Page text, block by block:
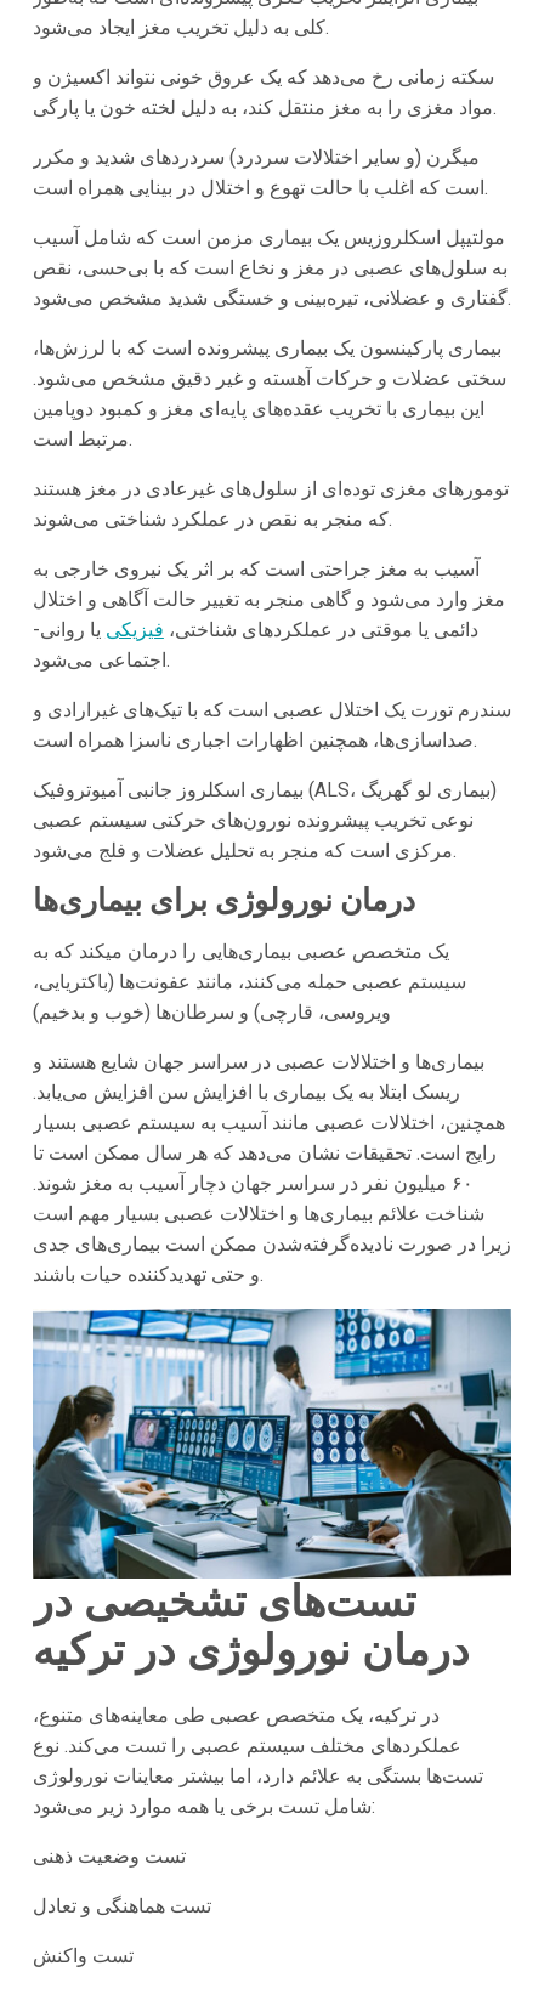
کلی به دلیل تخریب مغز ایجاد می‌شود.
سکته زمانی رخ می‌دهد که یک عروق خونی نتواند اکسیژن و
مواد مغزی را به مغز منتقل کند، به دلیل لخته خون یا پارگی.
میگرن (و سایر اختلالات سردرد) سردردهای شدید و مکرر
است که اغلب با حالت تهوع و اختلال در بینایی همراه است.
مولتیپل اسکلروزیس یک بیماری مزمن است که شامل آسیب
به سلول‌های عصبی در مغز و نخاع است که با بی‌حسی، نقص
گفتاری و عضلانی، تیره‌بینی و خستگی شدید مشخص می‌شود.
بیماری پارکینسون یک بیماری پیشرونده است که با لرزش‌ها،
سختی عضلات و حرکات آهسته و غیر دقیق مشخص می‌شود.
این بیماری با تخریب عقده‌های پایه‌ای مغز و کمبود دوپامین
مرتبط است.
تومورهای مغزی توده‌ای از سلول‌های غیرعادی در مغز هستند
که منجر به نقص در عملکرد شناختی می‌شوند.
آسیب به مغز جراحتی است که بر اثر یک نیروی خارجی به
مغز وارد می‌شود و گاهی منجر به تغییر حالت آگاهی و اختلال
دائمی یا موقتی در عملکردهای شناختی، فیزیکی یا روانی-
اجتماعی می‌شود.
سندرم تورت یک اختلال عصبی است که با تیک‌های غیرارادی و
صداسازی‌ها، همچنین اظهارات اجباری ناسزا همراه است.
بیماری اسکلروز جانبی آمیوتروفیک (ALS، بیماری لو گهریگ)
نوعی تخریب پیشرونده نورون‌های حرکتی سیستم عصبی
مرکزی است که منجر به تحلیل عضلات و فلج می‌شود.
درمان نورولوژی برای بیماری‌ها
یک متخصص عصبی بیماری‌هایی را درمان میکند که به
سیستم عصبی حمله می‌کنند، مانند عفونت‌ها (باکتریایی،
ویروسی، قارچی) و سرطان‌ها (خوب و بدخیم)
بیماری‌ها و اختلالات عصبی در سراسر جهان شایع هستند و
ریسک ابتلا به یک بیماری با افزایش سن افزایش می‌یابد.
همچنین، اختلالات عصبی مانند آسیب به سیستم عصبی بسیار
رایج است. تحقیقات نشان می‌دهد که هر سال ممکن است تا
۶۰ میلیون نفر در سراسر جهان دچار آسیب به مغز شوند.
شناخت علائم بیماری‌ها و اختلالات عصبی بسیار مهم است
زیرا در صورت نادیده‌گرفته‌شدن ممکن است بیماری‌های جدی
و حتی تهدیدکننده حیات باشند.
تست‌های تشخیصی در
درمان نورولوژی در ترکیه
در ترکیه، یک متخصص عصبی طی معاینه‌های متنوع،
عملکردهای مختلف سیستم عصبی را تست می‌کند. نوع
تست‌ها بستگی به علائم دارد، اما بیشتر معاینات نورولوژی
شامل تست برخی یا همه موارد زیر می‌شود:
تست وضعیت ذهنی
تست هماهنگی و تعادل
تست واکنش